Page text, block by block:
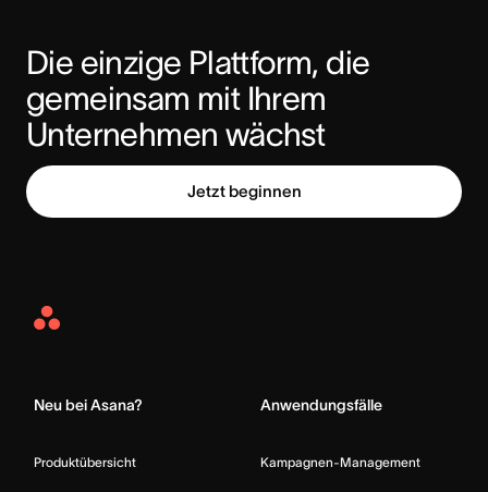
Die einzige Plattform, die
gemeinsam mit Ihrem
Unternehmen wächst
Jetzt beginnen
Asana
Neu bei Asana?
Produktübersicht
Anwendungsfälle
Kampagnen-Management